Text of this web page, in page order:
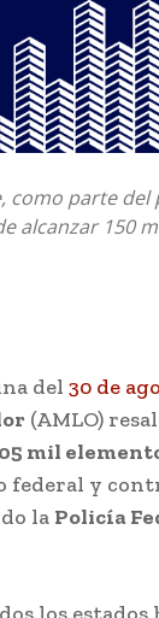
como parte del
alcanzar 150
del 30 de
(AMLO)
mil
federal y
la Policía